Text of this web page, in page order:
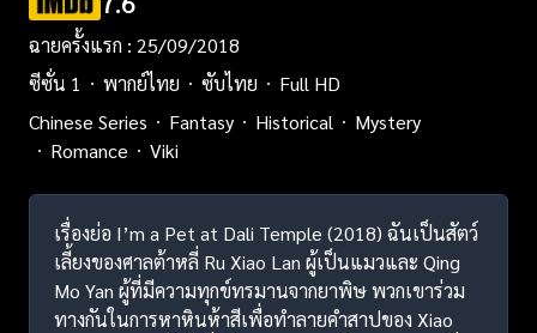
ฉายครั้งแรก : 25/09/2018
ซีซั่น 1
พากย์ไทย ซับไทย
Full HD
Chinese Series
Fantasy Historical
Mystery
Romance
Viki
เรื่องย่อ I’m a Pet at Dali Temple (2018) ฉันเป็นสัตว์
เลี้ยงของศาลต้าหลี่ Ru Xiao Lan ผู้เป็นแมวและ Qing
Mo Yan ผู้ที่มีความทุกข์ทรมานจากยาพิษ พวกเขาร่วม
ทางกันในการหาหินห้าสีเพื่อทำลายคำสาปของ Xiao